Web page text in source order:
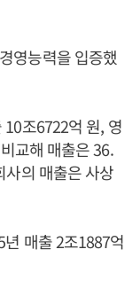
영능력을 입증했
조6722억 원, 영
교해 매출은 36.
의 매출은 사상
매출 2조1887억